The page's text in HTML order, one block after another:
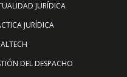
JURÍDICA
JURÍDICA
DEL DESPACHO